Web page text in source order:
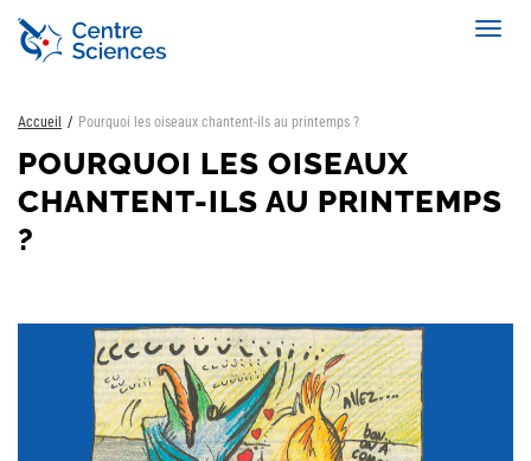
Aller
contenu
Accueil Pourquoi les oiseaux chantent-ils au printemps ?
POURQUOI LES OISEAUX
CHANTENT-ILS AU PRINTEMPS
?